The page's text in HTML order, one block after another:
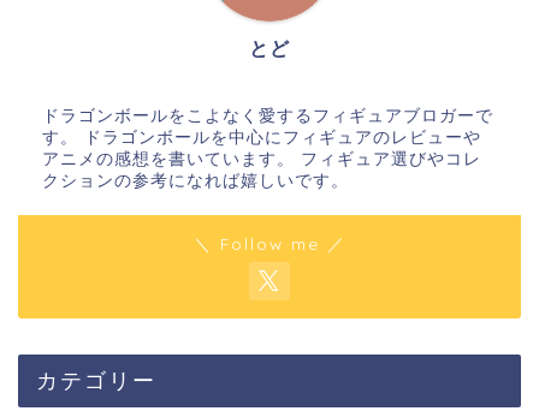
とど
ドラゴンボールをこよなく愛するフィギュアブロガーで
す。 ドラゴンボールを中心にフィギュアのレビューや
アニメの感想を書いています。 フィギュア選びやコレ
クションの参考になれば嬉しいです。
＼ Follow me ／
カテゴリー